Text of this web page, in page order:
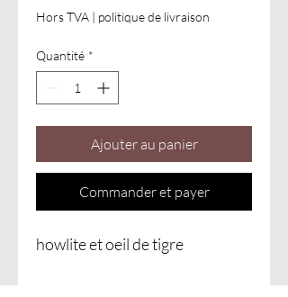
Hors TVA | politique de livraison
Quantité *
Ajouter au panier
Commander et payer
howlite et oeil de tigre